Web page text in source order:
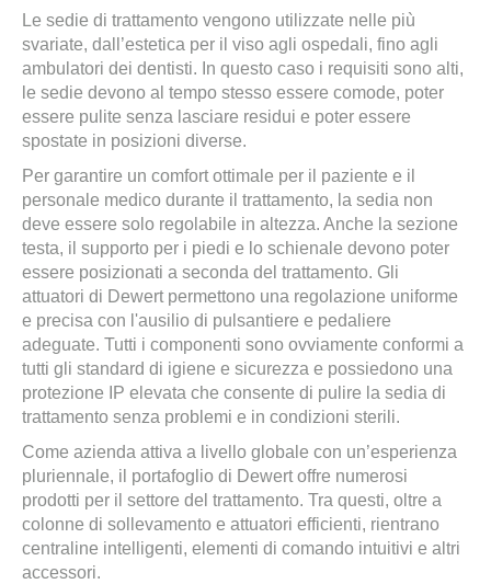
Le sedie di trattamento vengono utilizzate nelle più
svariate, dall’estetica per il viso agli ospedali, fino agli
ambulatori dei dentisti. In questo caso i requisiti sono alti,
le sedie devono al tempo stesso essere comode, poter
essere pulite senza lasciare residui e poter essere
spostate in posizioni diverse.
Per garantire un comfort ottimale per il paziente e il
personale medico durante il trattamento, la sedia non
deve essere solo regolabile in altezza. Anche la sezione
testa, il supporto per i piedi e lo schienale devono poter
essere posizionati a seconda del trattamento. Gli
attuatori di Dewert permettono una regolazione uniforme
e precisa con l'ausilio di pulsantiere e pedaliere
adeguate. Tutti i componenti sono ovviamente conformi a
tutti gli standard di igiene e sicurezza e possiedono una
protezione IP elevata che consente di pulire la sedia di
trattamento senza problemi e in condizioni sterili.
Come azienda attiva a livello globale con un’esperienza
pluriennale, il portafoglio di Dewert offre numerosi
prodotti per il settore del trattamento. Tra questi, oltre a
colonne di sollevamento e attuatori efficienti, rientrano
centraline intelligenti, elementi di comando intuitivi e altri
accessori.